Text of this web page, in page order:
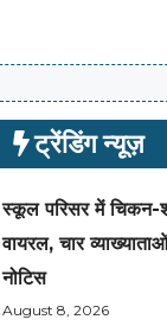
ट्रेंडिंग न्यूज़
स्कूल परिसर में चिकन-
वायरल, चार
नोटिस
August 8, 2026